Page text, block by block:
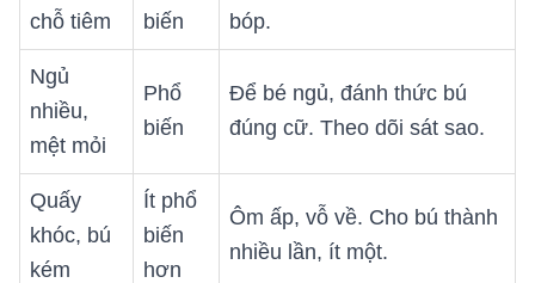
chỗ tiêm
biến
bóp.
Ngủ
nhiều,
mệt mỏi
Phổ
biến
Để bé ngủ, đánh thức bú
đúng cữ. Theo dõi sát sao.
Quấy
khóc, bú
kém
Ít phổ
biến
hơn
Ôm ấp, vỗ về. Cho bú thành
nhiều lần, ít một.